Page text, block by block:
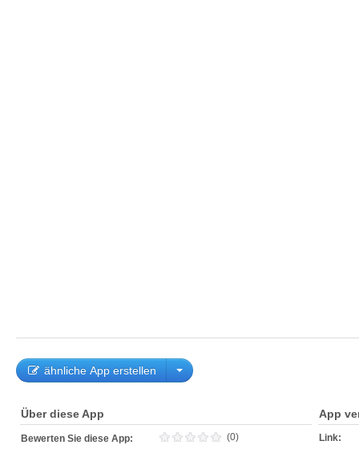
ähnliche App erstellen
Über diese App
Bewerten Sie diese App: (0)
App
Link: